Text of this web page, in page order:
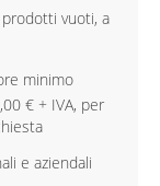
vuoti, a
minimo
€ + IVA, per
e aziendali